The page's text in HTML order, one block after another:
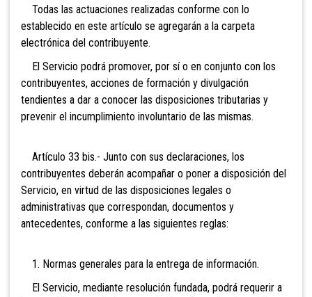
Todas las actuaciones realizadas conforme con lo
establecido en este artículo se agregarán a la carpeta
electrónica del contribuyente.
El Servicio podrá promover, por sí o en conjunto con los
contribuyentes, acciones de formación y divulgación
tendientes a dar a conocer las disposiciones tributarias y
prevenir el incumplimiento involuntario de las mismas.
Artículo 33 bis.- Junto con sus declaraciones, los
contribuyentes deberán acompañar o poner a disposición del
Servicio, en virtud de las disposiciones legales o
administrativas que correspondan, documentos y
antecedentes, conforme a las siguientes reglas:
1. Normas generales para la entrega de información.
El Servicio, mediante resolución fundada, podrá requerir a